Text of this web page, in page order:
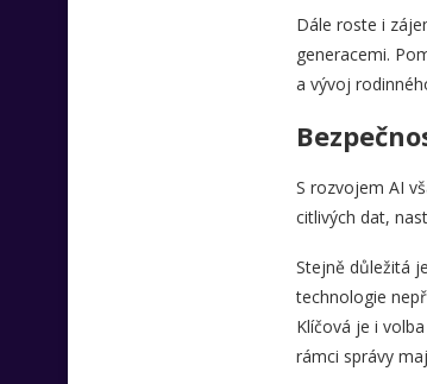
Dále roste i
generacemi.
a vývoj
S rozvojem AI
citlivých dat,
Stejně důležitá
technologie
Klíčová je i
rámci správy